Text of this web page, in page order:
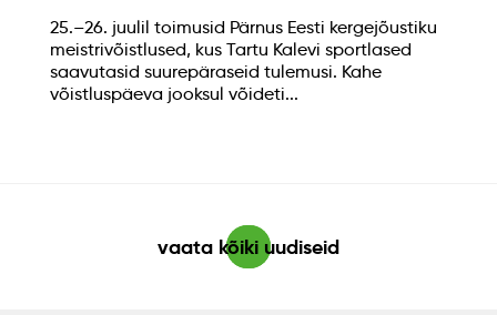
25.–26. juulil toimusid Pärnus Eesti kergejõustiku
meistrivõistlused, kus Tartu Kalevi sportlased
saavutasid suurepäraseid tulemusi. Kahe
võistluspäeva jooksul võideti...
vaata kõiki uudiseid